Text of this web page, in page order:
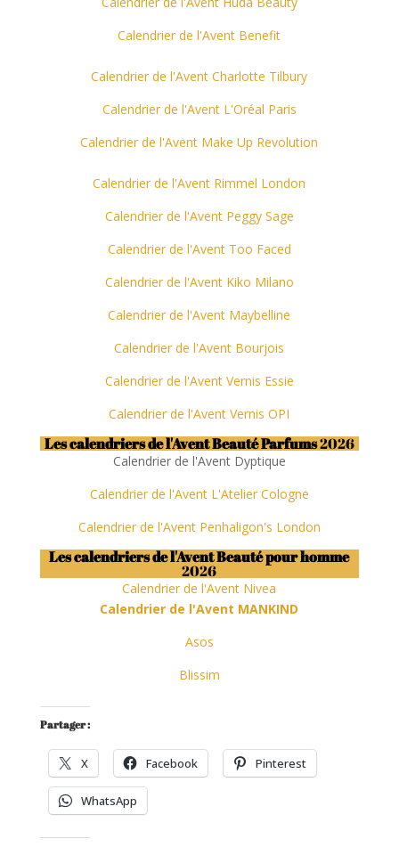
Calendrier de l'Avent Benefit
Calendrier de l'Avent Charlotte Tilbury
Calendrier de l'Avent L'Oréal Paris
Calendrier de l'Avent Make Up Revolution
Calendrier de l'Avent Rimmel London
Calendrier de l'Avent Peggy Sage
Calendrier de l'Avent Too Faced
Calendrier de l'Avent Kiko Milano
Calendrier de l'Avent Maybelline
Calendrier de l'Avent Bourjois
Calendrier de l'Avent Vernis Essie
Calendrier de l'Avent Vernis OPI
Les calendriers de l'Avent Beauté Parfums2026
Calendrier de l'Avent Dyptique
Calendrier de l'Avent L'Atelier Cologne
Calendrier de l'Avent Penhaligon's London
Les calendriers de l'Avent Beauté pour homme
2026
Calendrier de l'Avent Nivea
Calendrier de l'Avent MANKIND
Asos
Blissim
Partager :
X Facebook Pinterest
WhatsApp